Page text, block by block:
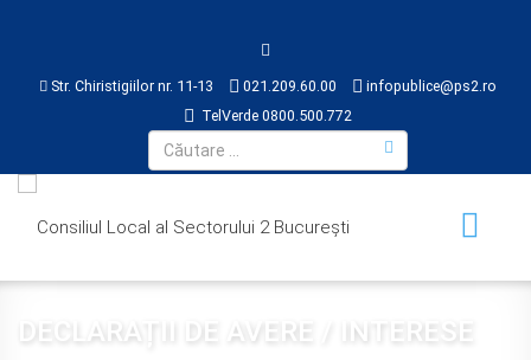
Str. Chiristigiilor nr. 11-13 021.209.60.00
infopublice@ps2.ro
TelVerde 0800.500.772
DECLARAȚII DE AVERE / INTERESE